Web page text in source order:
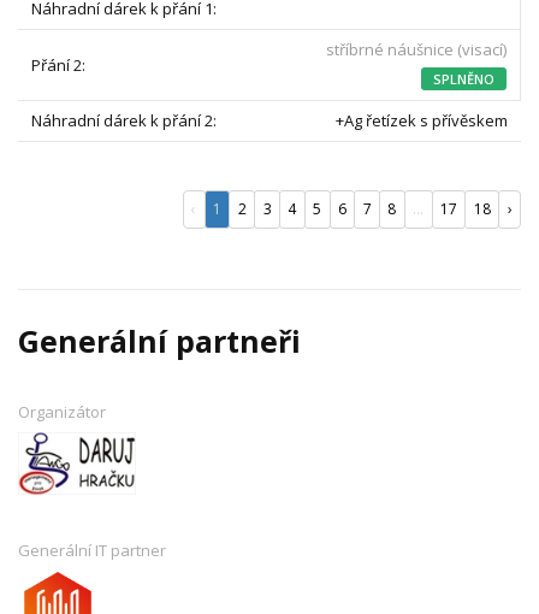
stříbrné náušnice (visací)
SPLNĚNO
+Ag řetízek s přívěskem
‹ 1 2 3 4 5 6 7 8 ... 17 18 ›
Generální partneři
Organizátor
Generální IT partner